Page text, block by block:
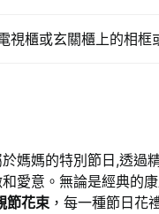
視櫃或玄關櫃上的相框
媽媽的特別節日,透過
愛意。無論是經典的
節花束，每一種節日花